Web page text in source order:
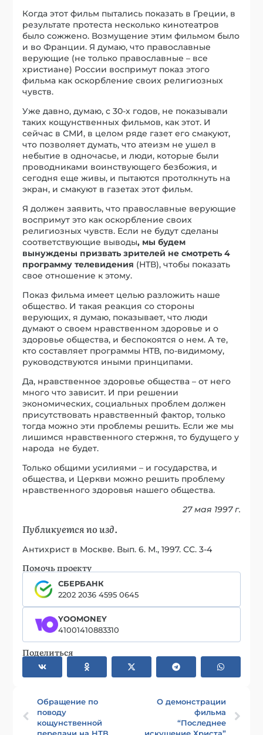
Когда этот фильм пытались показать в Греции, в
результате протеста несколько кинотеатров
было сожжено. Возмущение этим фильмом было
и во Франции. Я думаю, что православные
верующие (не только православные – все
христиане) России воспримут показ этого
фильма как оскорбление своих религиозных
чувств.
Уже давно, думаю, с 30-х годов, не показывали
таких кощунственных фильмов, как этот. И
сейчас в СМИ, в целом ряде газет его смакуют,
что позволяет думать, что атеизм не ушел в
небытие в одночасье, и люди, которые были
проводниками воинствующего безбожия, и
сегодня еще живы, и пытаются протолкнуть на
экран, и смакуют в газетах этот фильм.
Я должен заявить, что православные верующие
воспримут это как оскорбление своих
религиозных чувств. Если не будут сделаны
соответствующие выводы, мы будем
вынуждены призвать зрителей не смотреть 4
программу телевидения (НТВ), чтобы показать
свое отношение к этому.
Показ фильма имеет целью разложить наше
общество. И такая реакция со стороны
верующих, я думаю, показывает, что люди
думают о своем нравственном здоровье и о
здоровье общества, и беспокоятся о нем. А те,
кто составляет программы НТВ, по-видимому,
руководствуются иными принципами.
Да, нравственное здоровье общества – от него
много что зависит. И при решении
экономических, социальных проблем должен
присутствовать нравственный фактор, только
тогда можно эти проблемы решить. Если же мы
лишимся нравственного стержня, то будущего у
народа не будет.
Только общими усилиями – и государства, и
общества, и Церкви можно решить проблему
нравственного здоровья нашего общества.
27 мая 1997 г.
Публикуется по изд.
Антихрист в Москве. Вып. 6. М., 1997. СС. 3-4
Помочь проекту
СБЕРБАНК
2202 2036 4595 0645
YOOMONEY
41001410883310
Поделиться
Обращение по
поводу
кощунственной
передачи на НТВ
О демонстрации
фильма
“Последнее
искушение Христа”